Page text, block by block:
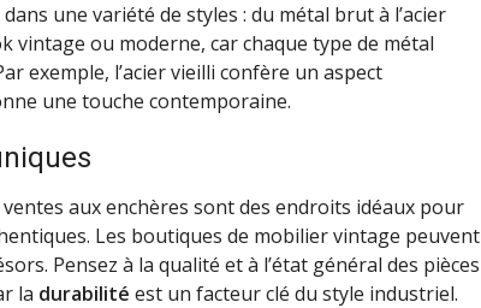
une variété de styles : du métal brut à l’acier
vintage ou moderne, car chaque type de métal
exemple, l’acier vieilli confère un aspect
une touche contemporaine.
aux enchères sont des endroits idéaux pour
Les boutiques de mobilier vintage peuvent
Pensez à la qualité et à l’état général des pièces
la durabilité est un facteur clé du style industriel.